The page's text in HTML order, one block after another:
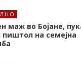
маж во Бојане,
пиштол на семејна